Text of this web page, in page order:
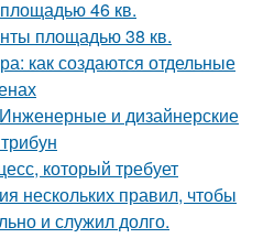
46 кв.
площадью 38 кв.
как создаются отдельные
и дизайнерские
который требует
нескольких правил, чтобы
и служил долго.